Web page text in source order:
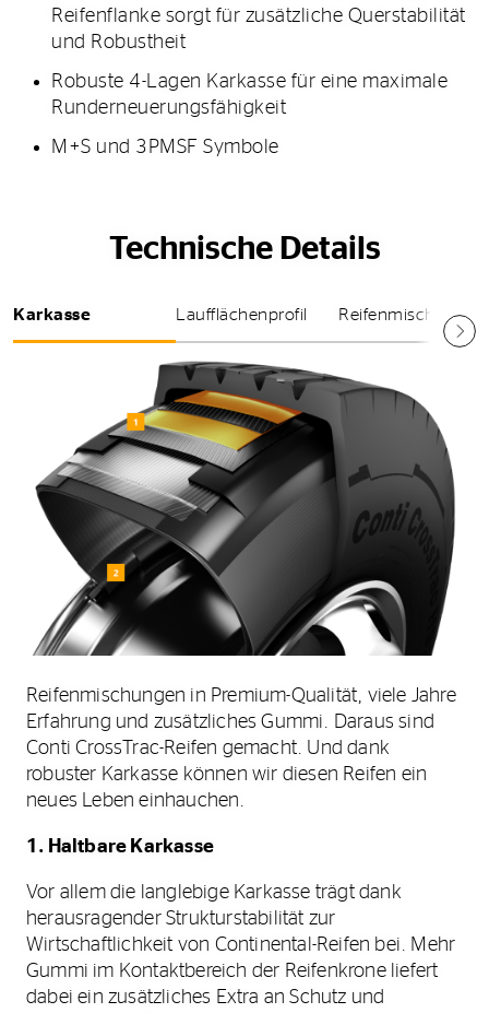
Reifenflanke sorgt für zusätzliche Querstabilität
und Robustheit
Robuste 4-Lagen Karkasse für eine maximale
Runderneuerungsfähigkeit
M+S und 3PMSF Symbole
Technische Details
Karkasse Laufflächenprofil Reifenmischung
Reifenmischungen in Premium-Qualität, viele Jahre
Erfahrung und zusätzliches Gummi. Daraus sind
Conti CrossTrac-Reifen gemacht. Und dank
robuster Karkasse können wir diesen Reifen ein
neues Leben einhauchen.
1. Haltbare Karkasse
Vor allem die langlebige Karkasse trägt dank
herausragender Strukturstabilität zur
Wirtschaftlichkeit von Continental-Reifen bei. Mehr
Gummi im Kontaktbereich der Reifenkrone liefert
dabei ein zusätzliches Extra an Schutz und